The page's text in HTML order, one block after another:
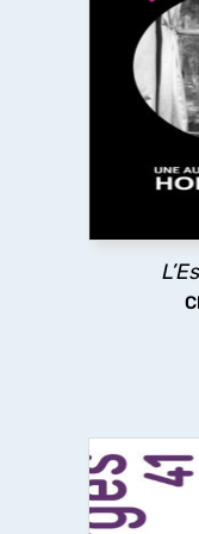
L’ouvrage
américain du
pour